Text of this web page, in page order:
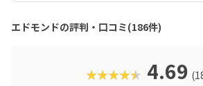
学びたい方向けの「中級コース」では、
「JavaScript」を使ったテキストプログ
ーム感覚でステージをクリアしていく中
す。成長が“見える”チェックシートやタ
ど、“続けたくなる仕組み”が整っている
エドモンドの評判・口コミ(186件)
★★★★★ 4.69